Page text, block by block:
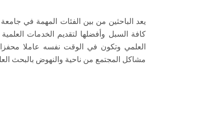
يعد الباحثين من بين الفئات المهمة في
كافة السبل وأفضلها لتقديم الخدمات
العلمي وتكون في الوقت نفسه عاملا
مشاكل المجتمع من ناحية والنهوض بالبحث